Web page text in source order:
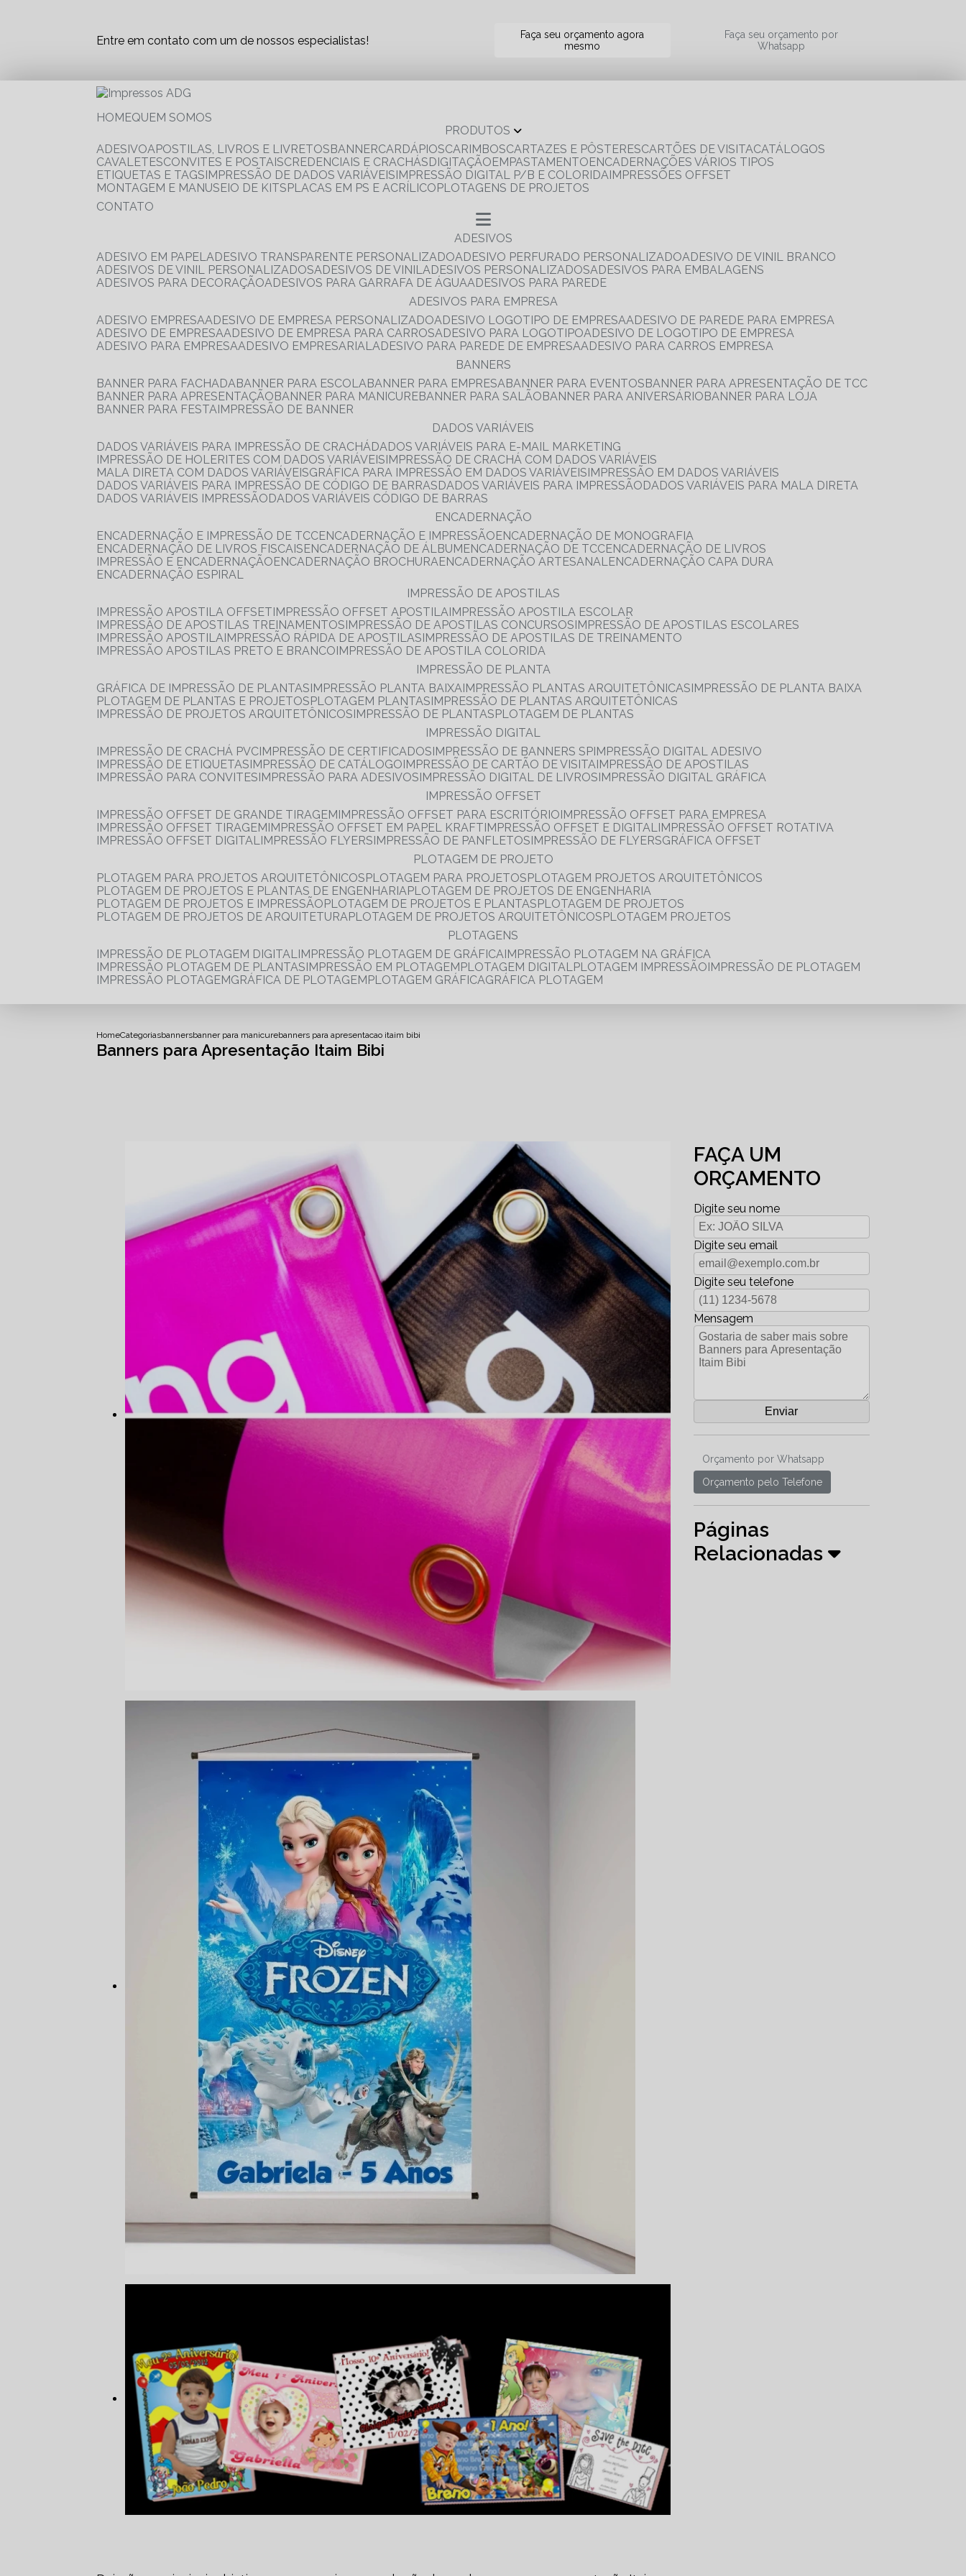
Entre em contato com um de nossos especialistas!
Faça seu orçamento agora
mesmo
Faça seu orçamento por
Whatsapp
HOME
QUEM SOMOS
PRODUTOS
ADESIVO
APOSTILAS, LIVROS E LIVRETOS BANNER CARDÁPIOS CARIMBOS CARTAZES E PÔSTERES CARTÕES DE VISITA
CATÁLOGOS
CAVALETES
CONVITES E POSTAIS CREDENCIAIS E CRACHÁS DIGITAÇÃO EMPASTAMENTO
ENCADERNAÇÕES VÁRIOS TIPOS
ETIQUETAS E TAGS IMPRESSÃO DE DADOS VARIÁVEIS IMPRESSÃO DIGITAL P/B E COLORIDA IMPRESSÕES OFFSET
MONTAGEM E MANUSEIO DE KITS
PLACAS EM PS E ACRÍLICO
PLOTAGENS DE PROJETOS
CONTATO
ADESIVOS
ADESIVO EM PAPEL
ADESIVO TRANSPARENTE PERSONALIZADO ADESIVO PERFURADO PERSONALIZADO
ADESIVO DE VINIL BRANCO
ADESIVOS DE VINIL PERSONALIZADOS
ADESIVOS DE VINIL ADESIVOS PERSONALIZADOS
ADESIVOS PARA EMBALAGENS
ADESIVOS PARA DECORAÇÃO
ADESIVOS PARA GARRAFA DE ÁGUA
ADESIVOS PARA PAREDE
ADESIVOS PARA EMPRESA
ADESIVO EMPRESA
ADESIVO DE EMPRESA PERSONALIZADO ADESIVO LOGOTIPO DE EMPRESA
ADESIVO DE PAREDE PARA EMPRESA
ADESIVO DE EMPRESA
ADESIVO DE EMPRESA PARA CARROS ADESIVO PARA LOGOTIPO
ADESIVO DE LOGOTIPO DE EMPRESA
ADESIVO PARA EMPRESA
ADESIVO EMPRESARIAL ADESIVO PARA PAREDE DE EMPRESA
ADESIVO PARA CARROS EMPRESA
BANNERS
BANNER PARA FACHADA
BANNER PARA ESCOLA BANNER PARA EMPRESA BANNER PARA EVENTOS
BANNER PARA APRESENTAÇÃO DE TCC
BANNER PARA APRESENTAÇÃO
BANNER PARA MANICURE BANNER PARA SALÃO BANNER PARA ANIVERSÁRIO
BANNER PARA LOJA
BANNER PARA FESTA IMPRESSÃO DE BANNER
DADOS VARIÁVEIS
DADOS VARIÁVEIS PARA IMPRESSÃO DE CRACHÁ
DADOS VARIÁVEIS PARA E-MAIL MARKETING
IMPRESSÃO DE HOLERITES COM DADOS VARIÁVEIS IMPRESSÃO DE CRACHÁ COM DADOS VARIÁVEIS
MALA DIRETA COM DADOS VARIÁVEIS
GRÁFICA PARA IMPRESSÃO EM DADOS VARIÁVEIS IMPRESSÃO EM DADOS VARIÁVEIS
DADOS VARIÁVEIS PARA IMPRESSÃO DE CÓDIGO DE BARRAS
DADOS VARIÁVEIS PARA IMPRESSÃO
DADOS VARIÁVEIS PARA MALA DIRETA
DADOS VARIÁVEIS IMPRESSÃO
DADOS VARIÁVEIS CÓDIGO DE BARRAS
ENCADERNAÇÃO
ENCADERNAÇÃO E IMPRESSÃO DE TCC
ENCADERNAÇÃO E IMPRESSÃO
ENCADERNAÇÃO DE MONOGRAFIA
ENCADERNAÇÃO DE LIVROS FISCAIS
ENCADERNAÇÃO DE ÁLBUM ENCADERNAÇÃO DE TCC
ENCADERNAÇÃO DE LIVROS
IMPRESSÃO E ENCADERNAÇÃO
ENCADERNAÇÃO BROCHURA ENCADERNAÇÃO ARTESANAL
ENCADERNAÇÃO CAPA DURA
ENCADERNAÇÃO ESPIRAL
IMPRESSÃO DE APOSTILAS
IMPRESSÃO APOSTILA OFFSET IMPRESSÃO OFFSET APOSTILA IMPRESSÃO APOSTILA ESCOLAR
IMPRESSÃO DE APOSTILAS TREINAMENTOS IMPRESSÃO DE APOSTILAS CONCURSOS IMPRESSÃO DE APOSTILAS ESCOLARES
IMPRESSÃO APOSTILA IMPRESSÃO RÁPIDA DE APOSTILAS IMPRESSÃO DE APOSTILAS DE TREINAMENTO
IMPRESSÃO APOSTILAS PRETO E BRANCO IMPRESSÃO DE APOSTILA COLORIDA
IMPRESSÃO DE PLANTA
GRÁFICA DE IMPRESSÃO DE PLANTAS IMPRESSÃO PLANTA BAIXA IMPRESSÃO PLANTAS ARQUITETÔNICAS IMPRESSÃO DE PLANTA BAIXA
PLOTAGEM DE PLANTAS E PROJETOS
PLOTAGEM PLANTAS IMPRESSÃO DE PLANTAS ARQUITETÔNICAS
IMPRESSÃO DE PROJETOS ARQUITETÔNICOS IMPRESSÃO DE PLANTAS
PLOTAGEM DE PLANTAS
IMPRESSÃO DIGITAL
IMPRESSÃO DE CRACHÁ PVC IMPRESSÃO DE CERTIFICADOS IMPRESSÃO DE BANNERS SP IMPRESSÃO DIGITAL ADESIVO
IMPRESSÃO DE ETIQUETAS IMPRESSÃO DE CATÁLOGO IMPRESSÃO DE CARTÃO DE VISITA IMPRESSÃO DE APOSTILAS
IMPRESSÃO PARA CONVITES IMPRESSÃO PARA ADESIVOS IMPRESSÃO DIGITAL DE LIVROS IMPRESSÃO DIGITAL GRÁFICA
IMPRESSÃO OFFSET
IMPRESSÃO OFFSET DE GRANDE TIRAGEM IMPRESSÃO OFFSET PARA ESCRITÓRIO IMPRESSÃO OFFSET PARA EMPRESA
IMPRESSÃO OFFSET TIRAGEM IMPRESSÃO OFFSET EM PAPEL KRAFT IMPRESSÃO OFFSET E DIGITAL IMPRESSÃO OFFSET ROTATIVA
IMPRESSÃO OFFSET DIGITAL IMPRESSÃO FLYERS IMPRESSÃO DE PANFLETOS IMPRESSÃO DE FLYERS
GRÁFICA OFFSET
PLOTAGEM DE PROJETO
PLOTAGEM PARA PROJETOS ARQUITETÔNICOS
PLOTAGEM PARA PROJETOS
PLOTAGEM PROJETOS ARQUITETÔNICOS
PLOTAGEM DE PROJETOS E PLANTAS DE ENGENHARIA
PLOTAGEM DE PROJETOS DE ENGENHARIA
PLOTAGEM DE PROJETOS E IMPRESSÃO
PLOTAGEM DE PROJETOS E PLANTAS
PLOTAGEM DE PROJETOS
PLOTAGEM DE PROJETOS DE ARQUITETURA
PLOTAGEM DE PROJETOS ARQUITETÔNICOS
PLOTAGEM PROJETOS
PLOTAGENS
IMPRESSÃO DE PLOTAGEM DIGITAL IMPRESSÃO PLOTAGEM DE GRÁFICA IMPRESSÃO PLOTAGEM NA GRÁFICA
IMPRESSÃO PLOTAGEM DE PLANTAS IMPRESSÃO EM PLOTAGEM PLOTAGEM DIGITAL PLOTAGEM IMPRESSÃO IMPRESSÃO DE PLOTAGEM
IMPRESSÃO PLOTAGEM
GRÁFICA DE PLOTAGEM PLOTAGEM GRÁFICA GRÁFICA PLOTAGEM
HomeCategoriasbannersbanner para manicurebanners para apresentacao itaim bibi
Banners para Apresentação Itaim Bibi
FAÇA UM
ORÇAMENTO
Digite seu nome
Digite seu email
Digite seu telefone
Mensagem
Orçamento por Whatsapp
Orçamento pelo Telefone
Páginas
Relacionadas